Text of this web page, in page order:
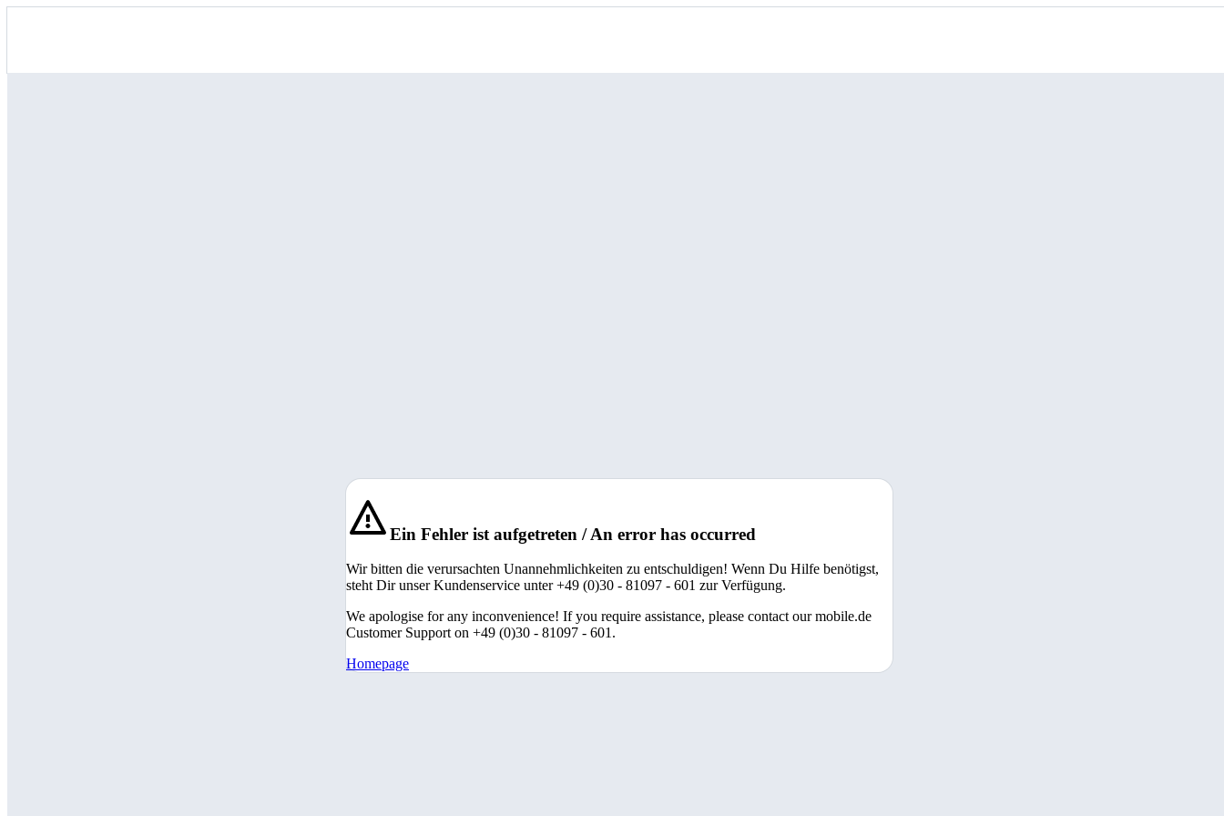
Ein Fehler ist aufgetreten / An error has occurred
Wir bitten die verursachten Unannehmlichkeiten zu entschuldigen! Wenn Du Hilfe benötigst,
steht Dir unser Kundenservice unter +49 (0)30 - 81097 - 601 zur Verfügung.
We apologise for any inconvenience! If you require assistance, please contact our mobile.de
Customer Support on +49 (0)30 - 81097 - 601.
Homepage